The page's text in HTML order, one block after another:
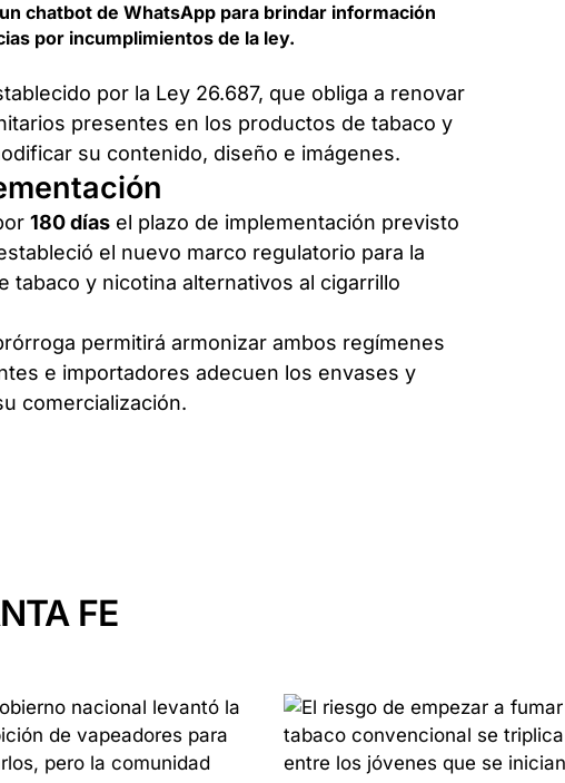
chatbot de WhatsApp para brindar información
por incumplimientos de la ley.
por la Ley 26.687, que obliga a renovar
presentes en los productos de tabaco y
su contenido, diseño e imágenes.
180 días el plazo de implementación previsto
el nuevo marco regulatorio para la
tabaco y nicotina alternativos al cigarrillo
permitirá armonizar ambos regímenes
e importadores adecuen los envases y
comercialización.
FE